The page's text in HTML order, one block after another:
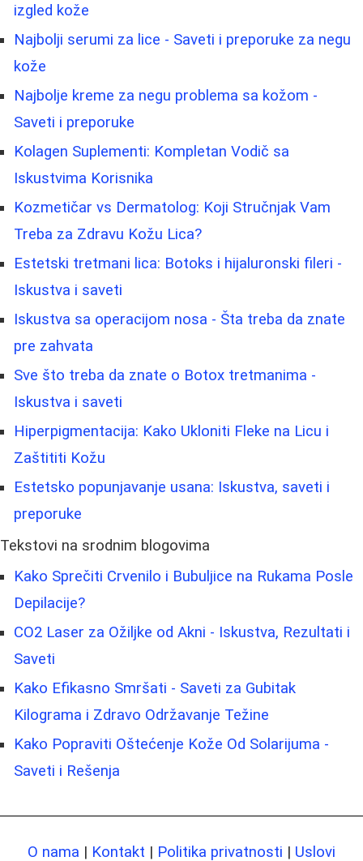
izgled kože
Najbolji serumi za lice - Saveti i preporuke za negu
kože
Najbolje kreme za negu problema sa kožom -
Saveti i preporuke
Kolagen Suplementi: Kompletan Vodič sa
Iskustvima Korisnika
Kozmetičar vs Dermatolog: Koji Stručnjak Vam
Treba za Zdravu Kožu Lica?
Estetski tretmani lica: Botoks i hijaluronski fileri -
Iskustva i saveti
Iskustva sa operacijom nosa - Šta treba da znate
pre zahvata
Sve što treba da znate o Botox tretmanima -
Iskustva i saveti
Hiperpigmentacija: Kako Ukloniti Fleke na Licu i
Zaštititi Kožu
Estetsko popunjavanje usana: Iskustva, saveti i
preporuke
Tekstovi na srodnim blogovima
Kako Sprečiti Crvenilo i Bubuljice na Rukama Posle
Depilacije?
CO2 Laser za Ožiljke od Akni - Iskustva, Rezultati i
Saveti
Kako Efikasno Smršati - Saveti za Gubitak
Kilograma i Zdravo Održavanje Težine
Kako Popraviti Oštećenje Kože Od Solarijuma -
Saveti i Rešenja
O nama | Kontakt | Politika privatnosti | Uslovi